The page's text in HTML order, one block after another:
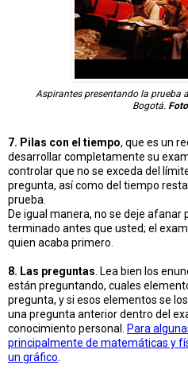
Aspirantes presentando la prueba
Bogotá. Foto
7. Pilas con el tiempo, que es un
desarrollar completamente su
controlar que no se exceda del
pregunta, así como del tiempo
prueba.
De igual manera, no se deje
terminado antes que usted; el
quien acaba primero.
8. Las preguntas . Lea bien los
están preguntando, cuales
pregunta, y si esos elementos se
una pregunta anterior dentro del
conocimiento personal.
Para
principalmente de matemáticas y
un gráfico